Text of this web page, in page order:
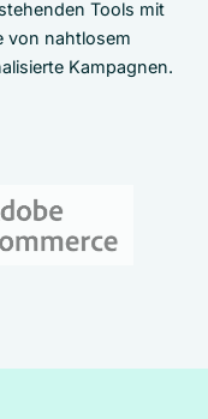
Tools mit
von nahtlosem
Kampagnen.